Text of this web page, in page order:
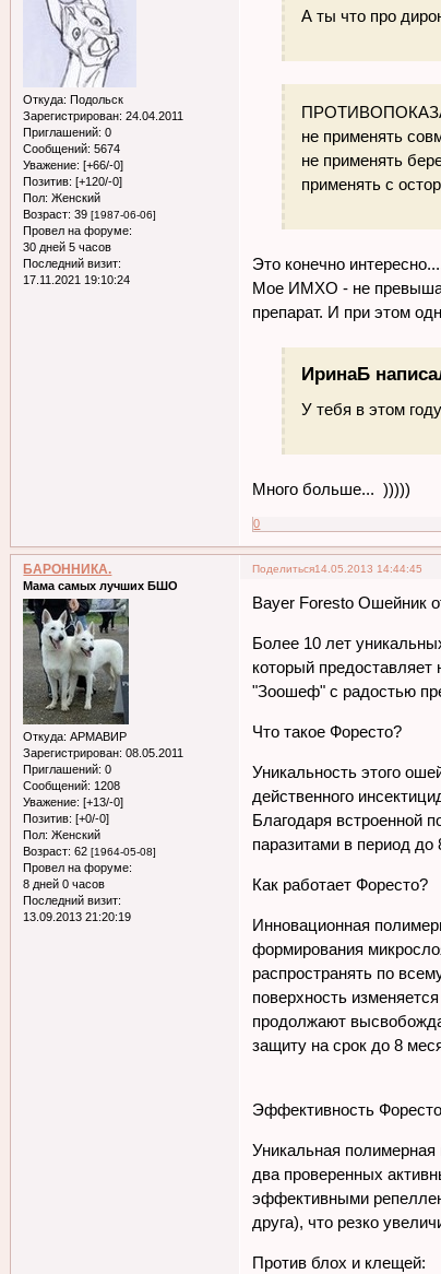
Откуда: Подольск
Зарегистрирован: 24.04.2011
Приглашений: 0
Сообщений: 5674
Уважение: [+66/-0]
Позитив: [+120/-0]
Пол: Женский
Возраст: 39[1987-06-06]
Провел на форуме:
30 дней 5 часов
Последний визит:
17.11.2021 19:10:24
А ты что про
не применять
не применять
применять с
Это конечно
Мое ИМХО - не
препарат. И при этом
ИринаБ
У тебя в этом
Много больше... )))))
0
Поделиться14.05.2013 14:44:45
БАРОННИКА.
Мама самых лучших БШО
Откуда: АРМАВИР
Зарегистрирован: 08.05.2011
Приглашений: 0
Сообщений: 1208
Уважение: [+13/-0]
Позитив: [+0/-0]
Пол: Женский
Возраст: 62[1964-05-08]
Провел на форуме:
8 дней 0 часов
Последний визит:
13.09.2013 21:20:19
Bayer Foresto Ошейник
Более 10 лет
который
"Зоошеф" с радостью
Что такое Форесто?
Уникальность этого
действенного
Благодаря встроенной
паразитами в период до
Как работает Форесто?
Инновационная
формирования
распространять по
поверхность
продолжают
защиту на срок до 8
Эффективность
Уникальная
два проверенных
эффективными
друга), что резко
Против блох и клещей: